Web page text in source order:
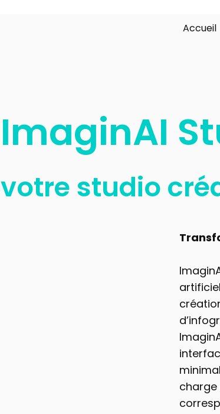
Accueil
ImaginAI
votre studio
charge